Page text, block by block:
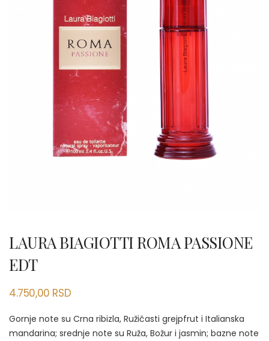
LAURA BIAGIOTTI ROMA PASSIONE
EDT
4.750,00 RSD
Gornje note su Crna ribizla, Ružičasti grejpfrut i Italianska
mandarina; srednje note su Ruža, Božur i jasmin; bazne note